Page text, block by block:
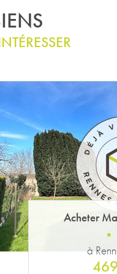
Acheter
à